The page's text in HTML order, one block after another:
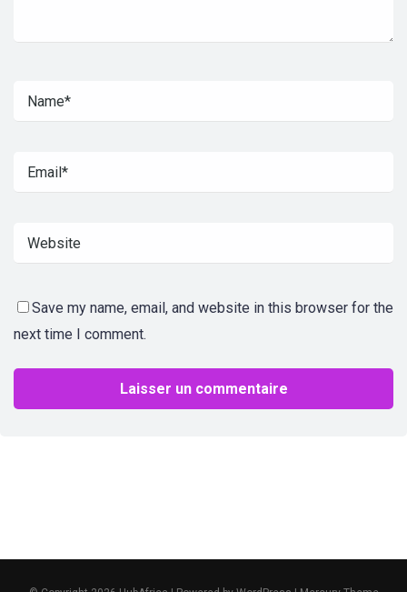
Save my name, email, and website in this browser for the
next time I comment.